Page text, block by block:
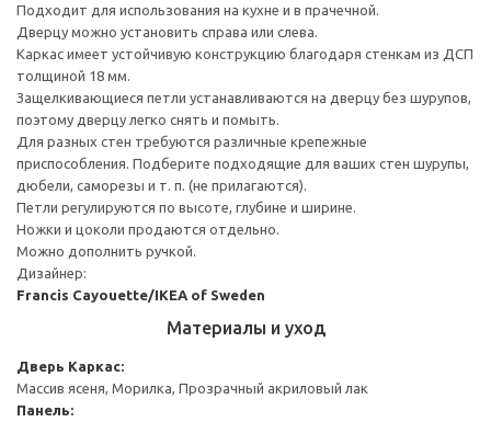
Подходит для использования на кухне и в прачечной.
Дверцу можно установить справа или слева.
Каркас имеет устойчивую конструкцию благодаря стенкам из ДСП
толщиной 18 мм.
Защелкивающиеся петли устанавливаются на дверцу без шурупов,
поэтому дверцу легко снять и помыть.
Для разных стен требуются различные крепежные
приспособления. Подберите подходящие для ваших стен шурупы,
дюбели, саморезы и т. п. (не прилагаются).
Петли регулируются по высоте, глубине и ширине.
Ножки и цоколи продаются отдельно.
Можно дополнить ручкой.
Дизайнер:
Francis Cayouette/IKEA of Sweden
Материалы и уход
Дверь Каркас:
Массив ясеня, Морилка, Прозрачный акриловый лак
Панель: